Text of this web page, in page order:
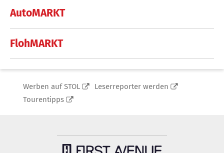
AutoMARKT
FlohMARKT
Werben auf STOL
Leserreporter werden
Tourentipps